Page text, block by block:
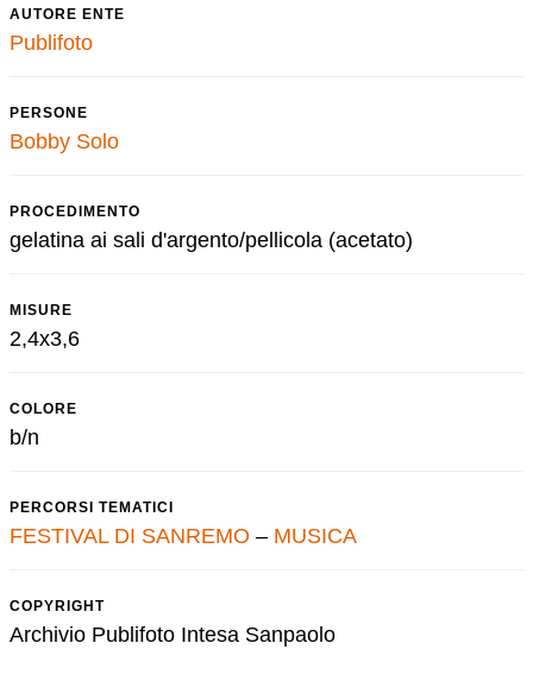
AUTORE ENTE
Publifoto
PERSONE
Bobby Solo
PROCEDIMENTO
gelatina ai sali d'argento/pellicola (acetato)
MISURE
2,4x3,6
COLORE
b/n
PERCORSI TEMATICI
FESTIVAL DI SANREMO – MUSICA
COPYRIGHT
Archivio Publifoto Intesa Sanpaolo